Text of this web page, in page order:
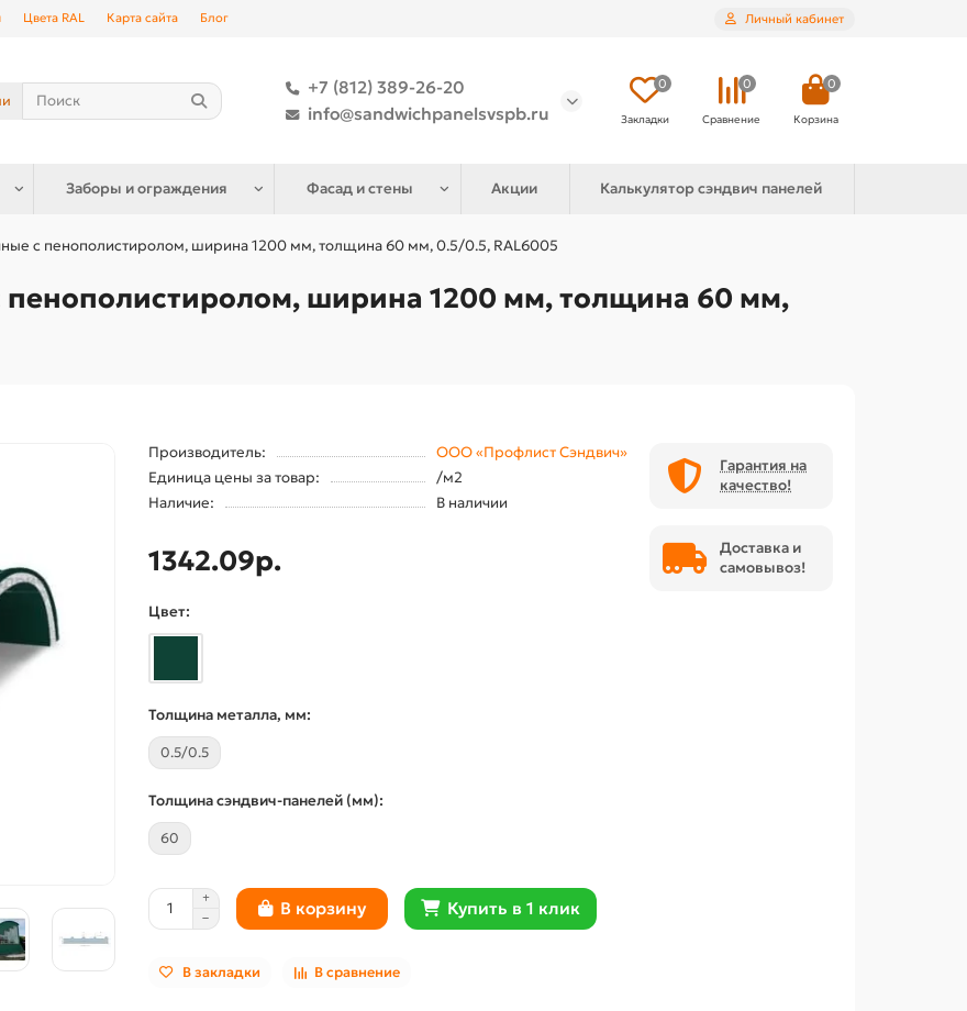
Цвета RAL Карта сайта Блог Личный кабинет
+7 (812) 389-26-20
info@sandwichpanelsvspb.ru
0
Закладки
0
Сравнение
0
Корзина
Заборы и ограждения Фасад и стены Акции Калькулятор сэндвич панелей
с пенополистиролом, ширина 1200 мм, толщина 60 мм, 0.5/0.5, RAL6005
ширина 1200 мм, толщина 60 мм,
Производитель:
ООО «Профлист Сэндвич»
Единица цены за товар:
/м2
Наличие:
В наличии
1342.09р.
Цвет:
Толщина металла, мм:
0.5/0.5
Толщина сэндвич-панелей (мм):
60
В корзину Купить в 1 клик
В закладки В сравнение
Гарантия на
качество!
Доставка и
самовывоз!